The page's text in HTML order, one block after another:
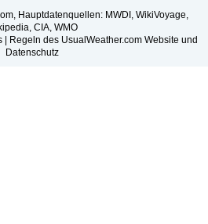
Hauptdatenquellen: MWDI, WikiVoyage,
CIA, WMO
| Regeln des UsualWeather.com Website und
Datenschutz